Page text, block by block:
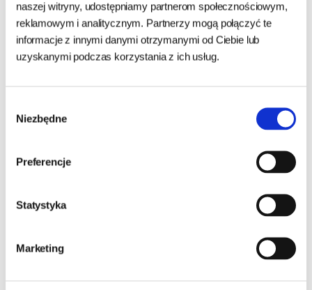
naszej witryny, udostępniamy partnerom społecznościowym,
reklamowym i analitycznym. Partnerzy mogą połączyć te
informacje z innymi danymi otrzymanymi od Ciebie lub
uzyskanymi podczas korzystania z ich usług.
zgody
Niezbędne
Preferencje
Statystyka
Marketing
naturalnej flory bakteryjnej jelit.
Ekstrakt z Yucca Schidigera - ogranicza nieprzyjemny zapach
kału.
Fruktooligosacharydy (FOS), wyciąg z Yucca Schidigera.